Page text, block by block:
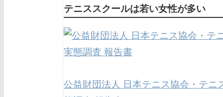
テニススクールは若い女性が多い
公益財団法人 日本テニス協会・テニ